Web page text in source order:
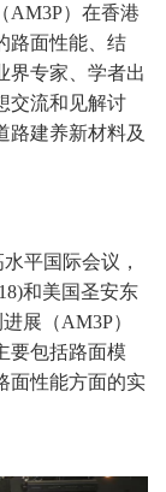
（AM3P） 在香港
路面性能、结
界专家、学者出
交流和见解讨
路建养新材料及
平国际会议，
和美国圣安东
展（AM3P）
要包括路面模
面性能方面的实